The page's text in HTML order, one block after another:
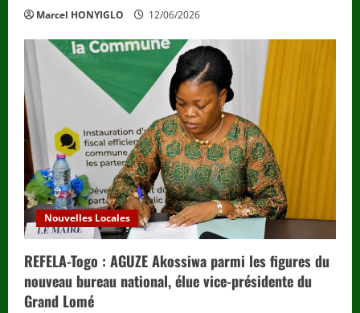
Marcel HONYIGLO 12/06/2026
Nouvelles Locales
REFELA-Togo : AGUZE Akossiwa parmi les figures du
nouveau bureau national, élue vice-présidente du
Grand Lomé